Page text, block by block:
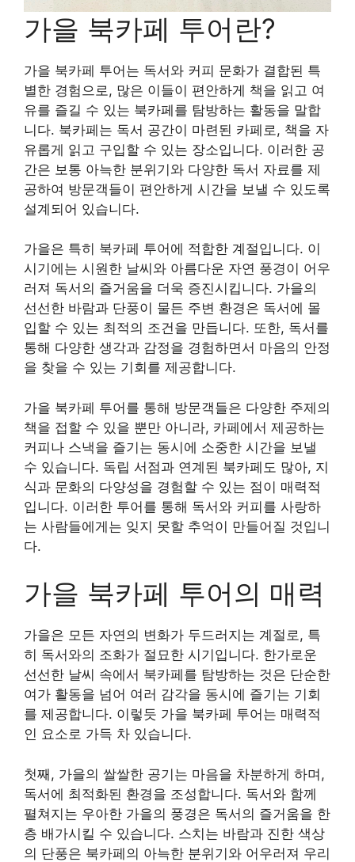
가을 북카페 투어란?
가을 북카페 투어는 독서와 커피 문화가 결합된 특
별한 경험으로, 많은 이들이 편안하게 책을 읽고 여
유를 즐길 수 있는 북카페를 탐방하는 활동을 말합
니다. 북카페는 독서 공간이 마련된 카페로, 책을 자
유롭게 읽고 구입할 수 있는 장소입니다. 이러한 공
간은 보통 아늑한 분위기와 다양한 독서 자료를 제
공하여 방문객들이 편안하게 시간을 보낼 수 있도록
설계되어 있습니다.
가을은 특히 북카페 투어에 적합한 계절입니다. 이
시기에는 시원한 날씨와 아름다운 자연 풍경이 어우
러져 독서의 즐거움을 더욱 증진시킵니다. 가을의
선선한 바람과 단풍이 물든 주변 환경은 독서에 몰
입할 수 있는 최적의 조건을 만듭니다. 또한, 독서를
통해 다양한 생각과 감정을 경험하면서 마음의 안정
을 찾을 수 있는 기회를 제공합니다.
가을 북카페 투어를 통해 방문객들은 다양한 주제의
책을 접할 수 있을 뿐만 아니라, 카페에서 제공하는
커피나 스낵을 즐기는 동시에 소중한 시간을 보낼
수 있습니다. 독립 서점과 연계된 북카페도 많아, 지
식과 문화의 다양성을 경험할 수 있는 점이 매력적
입니다. 이러한 투어를 통해 독서와 커피를 사랑하
는 사람들에게는 잊지 못할 추억이 만들어질 것입니
다.
가을 북카페 투어의 매력
가을은 모든 자연의 변화가 두드러지는 계절로, 특
히 독서와의 조화가 절묘한 시기입니다. 한가로운
선선한 날씨 속에서 북카페를 탐방하는 것은 단순한
여가 활동을 넘어 여러 감각을 동시에 즐기는 기회
를 제공합니다. 이렇듯 가을 북카페 투어는 매력적
인 요소로 가득 차 있습니다.
첫째, 가을의 쌀쌀한 공기는 마음을 차분하게 하며,
독서에 최적화된 환경을 조성합니다. 독서와 함께
펼쳐지는 우아한 가을의 풍경은 독서의 즐거움을 한
층 배가시킬 수 있습니다. 스치는 바람과 진한 색상
의 단풍은 북카페의 아늑한 분위기와 어우러져 우리